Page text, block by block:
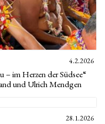
4.2.2026
– im Herzen der Südsee“
und Ulrich Mendgen
28.1.2026